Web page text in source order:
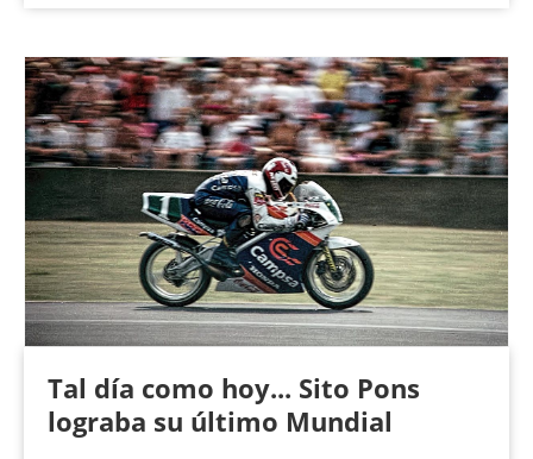
Tal día como hoy... Sito Pons
lograba su último Mundial